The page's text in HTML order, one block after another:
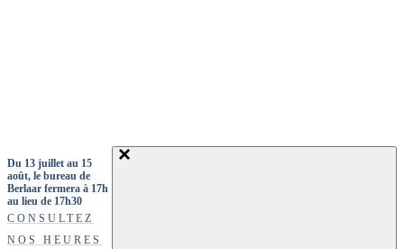
Du 13 juillet au 15
août, le bureau de
Berlaar fermera à 17h
au lieu de 17h30
CONSULTEZ
NOS HEURES